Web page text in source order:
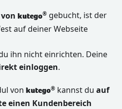
kutego® gebucht, ist der
auf deiner Webseite
ihn nicht einrichten. Deine
einloggen.
von kutego® kannst du auf
einen Kundenbereich